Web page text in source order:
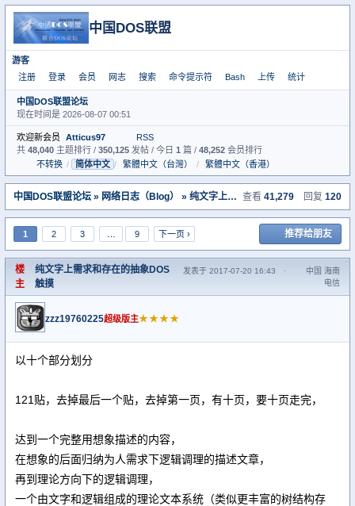
中国DOS联盟
游客
注册
登录 会员 网志 搜索 命令提示符 Bash 上传 统计
中国DOS联盟论坛
现在时间是 2026-08-07 00:51
欢迎新会员 Atticus97
RSS
共 48,040 主题排行 / 350,125 发帖 / 今日 1 篇 / 48,252 会员排行
不转换 / 简体中文 / 繁體中文（台灣） / 繁體中文（香港）
中国DOS联盟论坛 » 网络日志（Blog） » 纯文字上需求和存在的抽象DOS触摸 查看 41,279 回复 120
1 2 3 9 下一页 › 推荐给朋友
楼
主
纯文字上需求和存在的抽象DOS
触摸
发表于 2017-07-20 16:43 ·
中国 海南
电信
zzz19760225超级版主★★★★
以十个部分划分
121贴，去掉最后一个贴，去掉第一页，有十页，要十页走完，
达到一个完整用想象描述的内容，
在想象的后面归纳为人需求下逻辑调理的描述文章，
再到理论方向下的逻辑调理，
一个由文字和逻辑组成的理论文本系统（类似更丰富的树结构存